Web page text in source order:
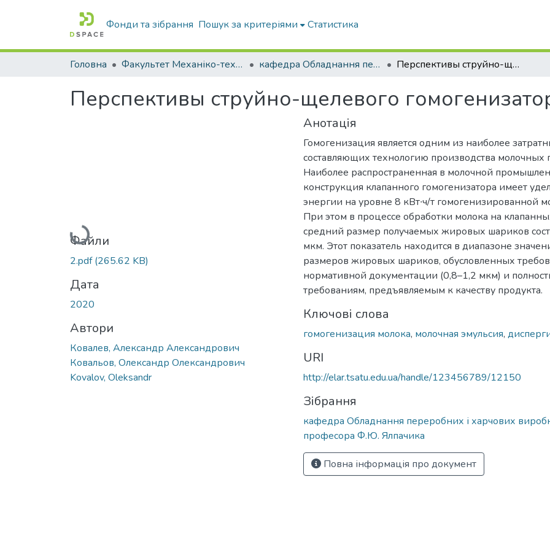
Фонди та зібрання Пошук за критеріями Статистика
Головна Факультет Механіко-технологічний кафедра Обладнання переробних і харчових виробництв ім. професора Ф.Ю. Ялпачика Перспективы струйно-щелевого гомогенизатора молока
Перспективы струйно-щелевого
Вантажиться...
Файли
2.pdf(265.62 KB)
Дата
2020
Автори
Ковалев, Александр Александрович
Ковальов, Олександр Олександрович
Kovalov, Oleksandr
Анотація
Гомогенизация является одним из наиболее
составляющих технологию производства молочных
Наиболее распространенная в молочной
конструкция клапанного гомогенизатора имеет
энергии на уровне 8 кВт∙ч/т гомогенизированной
При этом в процессе обработки молока на
средний размер получаемых жировых шариков
мкм. Этот показатель находится в диапазоне
размеров жировых шариков, обусловленных
нормативной документации (0,8–1,2 мкм) и
требованиям, предъявляемым к качеству продукта.
Ключові слова
гомогенизация молока, молочная эмульсия,
URI
http://elar.tsatu.edu.ua/handle/123456789/12150
Зібрання
кафедра Обладнання переробних і харчових
професора Ф.Ю. Ялпачика
Повна інформація про документ